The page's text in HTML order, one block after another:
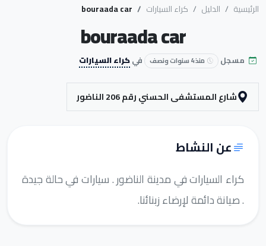
الرئيسية الدليل كراء السيارات bouraada car
bouraada car
مسجل منذ 4 سنوات ونصف فيكراء السيارات
شارع المستشفى الحسني رقم 206 الناضور
عن النشاط
كراء السيارات في مدينة الناضور . سيارات في حالة جيدة
. صيانة دائمة لإرضاء زبنائنا.